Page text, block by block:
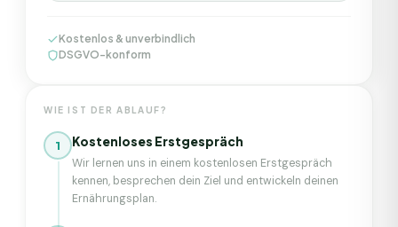
Kostenlos & unverbindlich
DSGVO-konform
WIE IST DER ABLAUF?
1 Kostenloses Erstgespräch
Wir lernen uns in einem kostenlosen Erstgespräch
kennen, besprechen dein Ziel und entwickeln deinen
Ernährungsplan.